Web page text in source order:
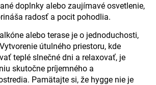
doplnky alebo zaujímavé osvetlenie,
radosť a pocit pohodlia.
alebo terase je o jednoduchosti,
útulného priestoru, kde
teplé slnečné dni a relaxovať, je
skutočne príjemného a
Pamätajte si, že hygge nie je